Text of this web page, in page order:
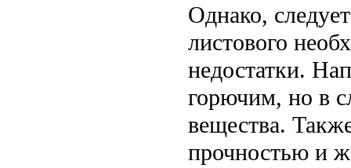
Однако,
листового
недостатки.
горючим, но в
вещества.
прочностью и